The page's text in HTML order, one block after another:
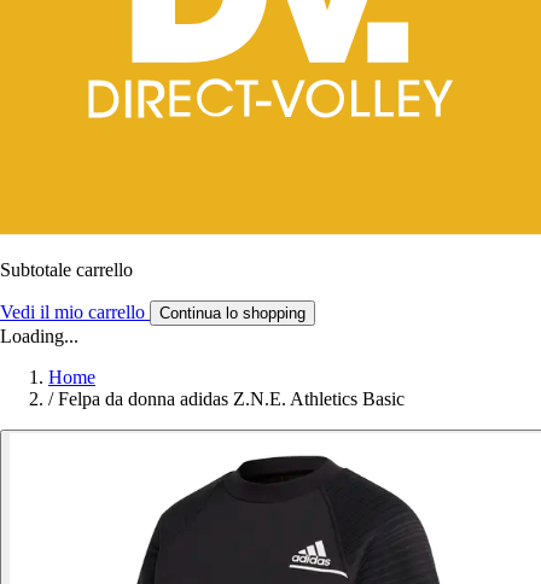
Subtotale carrello
Vedi il mio carrello Continua lo shopping
Loading...
Home
/ Felpa da donna adidas Z.N.E. Athletics Basic